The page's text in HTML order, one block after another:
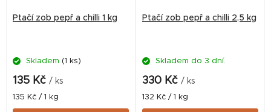
Ptačí zob pepř a chilli 1 kg
Skladem (1 ks)
135 Kč / ks
Měrná
cena:
135 Kč / 1 kg
Ptačí zob pepř a chilli 2,5 kg
Skladem do 3 dní.
330 Kč / ks
Měrná
cena:
132 Kč / 1 kg